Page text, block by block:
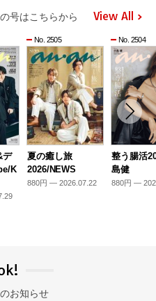
号はこちらから View All
デ
K
No. 2505
夏の癒し旅
2026/NEWS
880円 — 2026.07.22
No. 2504
整う腸活
島健
880円 —
お知らせ